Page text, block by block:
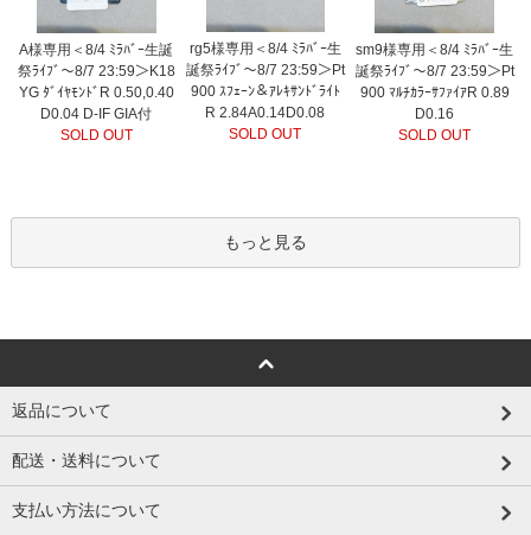
A様専用＜8/4 ﾐﾗﾊﾞｰ生誕
祭ﾗｲﾌﾞ～8/7 23:59＞K18
YG ﾀﾞｲﾔﾓﾝﾄﾞR 0.50,0.40
D0.04 D-IF GIA付
SOLD OUT
rg5様専用＜8/4 ﾐﾗﾊﾞｰ生
誕祭ﾗｲﾌﾞ～8/7 23:59＞Pt
900 ｽﾌｪｰﾝ＆ｱﾚｷｻﾝﾄﾞﾗｲﾄ
R 2.84A0.14D0.08
SOLD OUT
sm9様専用＜8/4 ﾐﾗﾊﾞｰ生
誕祭ﾗｲﾌﾞ～8/7 23:59＞Pt
900 ﾏﾙﾁｶﾗｰｻﾌｧｲｱR 0.89
D0.16
SOLD OUT
もっと見る
返品について
配送・送料について
支払い方法について